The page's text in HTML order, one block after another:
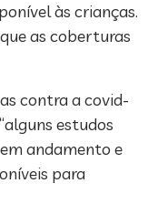
às crianças.
as coberturas
contra a covid-
estudos
andamento e
para